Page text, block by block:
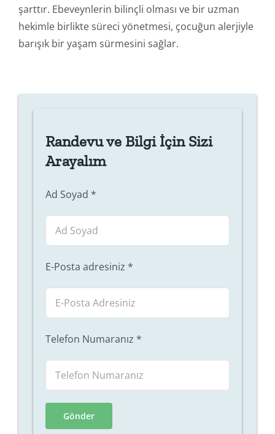
şarttır. Ebeveynlerin bilinçli olması ve bir uzman
hekimle birlikte süreci yönetmesi, çocuğun alerjiyle
barışık bir yaşam sürmesini sağlar.
Randevu ve Bilgi İçin Sizi
Arayalım
Ad Soyad *
E-Posta adresiniz *
Telefon Numaranız *